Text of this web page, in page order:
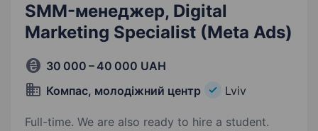
SMM-менеджер, Digital
Marketing Specialist (Meta Ads)
30 000 – 40 000 UAH
Компас, молодіжний центр
Lviv
Full-time. We are also ready to hire a student.